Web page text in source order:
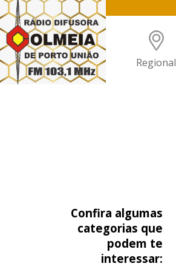
Regional
Confira algumas
categorias que
podem te
interessar: